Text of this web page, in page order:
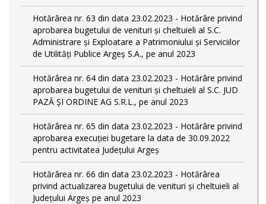
Hotărârea nr. 63 din data 23.02.2023 - Hotărâre privind
aprobarea bugetului de venituri și cheltuieli al S.C.
Administrare și Exploatare a Patrimoniului și Serviciilor
de Utilități Publice Argeș S.A., pe anul 2023
Hotărârea nr. 64 din data 23.02.2023 - Hotărâre privind
aprobarea bugetului de venituri și cheltuieli al S.C. JUD
PAZĂ ȘI ORDINE AG S.R.L., pe anul 2023
Hotărârea nr. 65 din data 23.02.2023 - Hotărâre privind
aprobarea execuției bugetare la data de 30.09.2022
pentru activitatea Județului Argeș
Hotărârea nr. 66 din data 23.02.2023 - Hotărârea
privind actualizarea bugetului de venituri și cheltuieli al
Județului Argeș pe anul 2023